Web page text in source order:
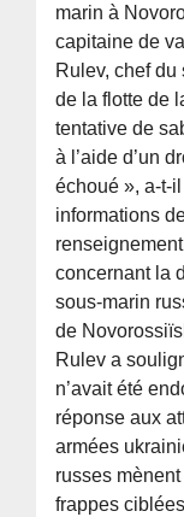
marin à
capitaine de
Rulev, chef
de la flotte de
tentative de
à l’aide d’un
échoué », a-t-
informations
concernant la
sous-marin
de
Rulev a
n’avait été
réponse aux
armées
russes
frappes